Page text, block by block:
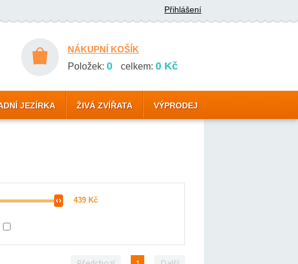
Přihlášení
NÁKUPNÍ KOŠÍK
Položek: 0 celkem: 0 Kč
JEZÍRKA ŽIVÁ ZVÍŘATA VÝPRODEJ